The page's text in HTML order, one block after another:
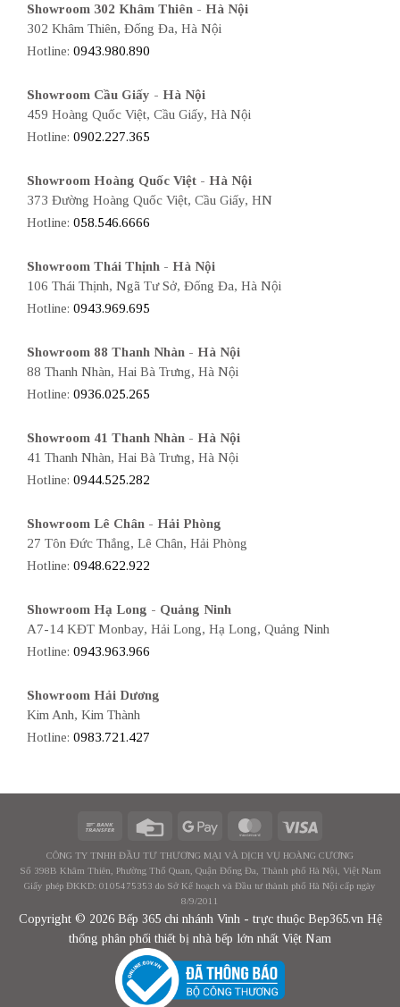
Showroom 302 Khâm Thiên - Hà Nội
302 Khâm Thiên, Đống Đa, Hà Nội
Hotline: 0943.980.890
Showroom Cầu Giấy - Hà Nội
459 Hoàng Quốc Việt, Cầu Giấy, Hà Nội
Hotline: 0902.227.365
Showroom Hoàng Quốc Việt - Hà Nội
373 Đường Hoàng Quốc Việt, Cầu Giấy, HN
Hotline: 058.546.6666
Showroom Thái Thịnh - Hà Nội
106 Thái Thịnh, Ngã Tư Sở, Đống Đa, Hà Nội
Hotline: 0943.969.695
Showroom 88 Thanh Nhàn - Hà Nội
88 Thanh Nhàn, Hai Bà Trưng, Hà Nội
Hotline: 0936.025.265
Showroom 41 Thanh Nhàn - Hà Nội
41 Thanh Nhàn, Hai Bà Trưng, Hà Nội
Hotline: 0944.525.282
Showroom Lê Chân - Hải Phòng
27 Tôn Đức Thắng, Lê Chân, Hải Phòng
Hotline: 0948.622.922
Showroom Hạ Long - Quảng Ninh
A7-14 KĐT Monbay, Hải Long, Hạ Long, Quảng Ninh
Hotline: 0943.963.966
Showroom Hải Dương
Kim Anh, Kim Thành
Hotline: 0983.721.427
CÔNG TY TNHH ĐẦU TƯ THƯƠNG MẠI VÀ DỊCH VỤ HOÀNG CƯƠNG
Số 398B Khâm Thiên, Phường Thổ Quan, Quận Đống Đa, Thành phố Hà Nội, Việt Nam
Giấy phép ĐKKD: 0105475353 do Sở Kế hoạch và Đầu tư thành phố Hà Nội cấp ngày
8/9/2011
Copyright © 2026 Bếp 365 chi nhánh Vinh - trực thuộc Bep365.vn Hệ
thống phân phối thiết bị nhà bếp lớn nhất Việt Nam